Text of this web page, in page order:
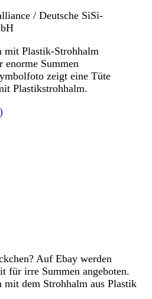
/ Deutsche SiSi-
mit Plastik-Strohhalm
enorme Summen
zeigt eine Tüte
Plastikstrohhalm.
Auf Ebay werden
für irre Summen angeboten.
dem Strohhalm aus Plastik